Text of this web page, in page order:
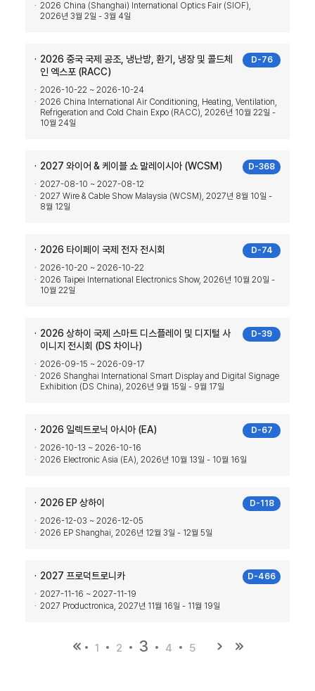
2026 China (Shanghai) International Optics Fair (SIOF),
2026년 3월 2일 - 3월 4일
D-76
2026 중국 국제 공조, 냉난방, 환기, 냉장 및 콜드체
인 엑스포 (RACC)
2026-10-22 ~ 2026-10-24
2026 China International Air Conditioning, Heating, Ventilation,
Refrigeration and Cold Chain Expo (RACC), 2026년 10월 22일 -
10월 24일
D-368
2027 와이어 & 케이블 쇼 말레이시아 (WCSM)
2027-08-10 ~ 2027-08-12
2027 Wire & Cable Show Malaysia (WCSM), 2027년 8월 10일 -
8월 12일
D-74
2026 타이페이 국제 전자 전시회
2026-10-20 ~ 2026-10-22
2026 Taipei International Electronics Show, 2026년 10월 20일 -
10월 22일
D-39
2026 상하이 국제 스마트 디스플레이 및 디지털 사
이니지 전시회 (DS 차이나)
2026-09-15 ~ 2026-09-17
2026 Shanghai International Smart Display and Digital Signage
Exhibition (DS China), 2026년 9월 15일 - 9월 17일
D-67
2026 일렉트로닉 아시아 (EA)
2026-10-13 ~ 2026-10-16
2026 Electronic Asia (EA), 2026년 10월 13일 - 10월 16일
D-118
2026 EP 상하이
2026-12-03 ~ 2026-12-05
2026 EP Shanghai, 2026년 12월 3일 - 12월 5일
D-466
2027 프로덕트로니카
2027-11-16 ~ 2027-11-19
2027 Productronica, 2027년 11월 16일 - 11월 19일
1 2 3 4 5